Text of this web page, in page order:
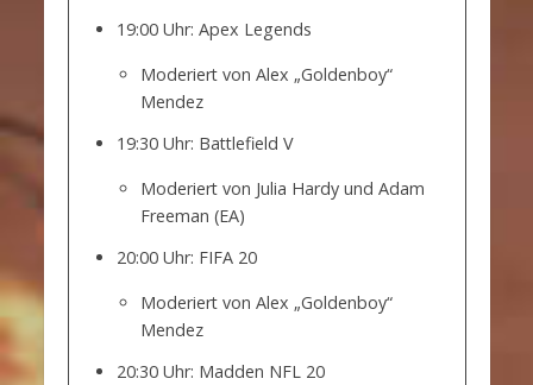
19:00 Uhr: Apex Legends
Moderiert von Alex „Goldenboy“
Mendez
19:30 Uhr: Battlefield V
Moderiert von Julia Hardy und Adam
Freeman (EA)
20:00 Uhr: FIFA 20
Moderiert von Alex „Goldenboy“
Mendez
20:30 Uhr: Madden NFL 20